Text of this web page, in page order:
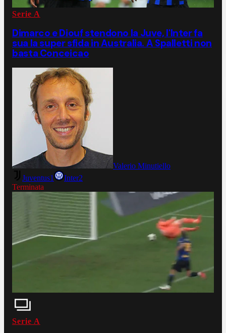
Serie A
Dimarco e Diouf stendono la Juve, l'Inter fa
sua la super sfida in Australia. A Spalletti non
basta Conceicao
Valerio Minutiello
Juventus1 Inter2
Terminata
Serie A